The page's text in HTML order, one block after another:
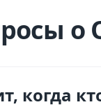
о
когда